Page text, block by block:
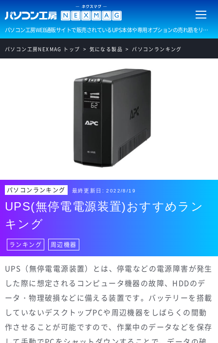
パソコン工房WEB通販サイトで販売されているUPS本体や専用オプションの売れ筋をリアルタイムでランキング形式でお届けします。現在のトレンドが一目で分かるランキングです。
パソコン工房NEXMAG トップ 気になる製品 パソコンランキング
パソコンランキング 最終更新日:2022/8/19
UPS(無停電電源装置)おすすめラン
キング
ランキング 周辺機器
UPS（無停電電源装置）とは、停電などの電源障害が発生
した際に想定されるコンピュータ機器の故障、HDDのデ
ータ・物理破損などに備える装置です。バッテリーを搭載
していないデスクトップPCや周辺機器をしばらくの間動
作させることが可能ですので、作業中のデータなどを保存